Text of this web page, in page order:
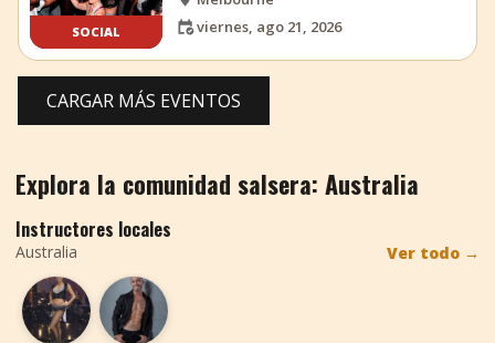
SOCIAL
viernes, ago 21, 2026
CARGAR MÁS EVENTOS
Explora la comunidad salsera: Australia
Instructores locales
Australia Ver todo →
LK OP